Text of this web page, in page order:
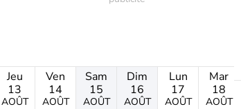
Jeu
13
AOÛT
Ven
14
AOÛT
Sam
15
AOÛT
Dim
16
AOÛT
Lun
17
AOÛT
Mar
18
AOÛT